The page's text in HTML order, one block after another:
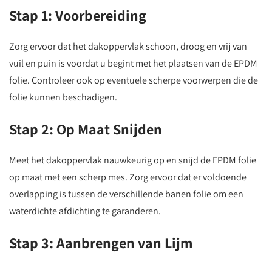
Stap 1: Voorbereiding
Zorg ervoor dat het dakoppervlak schoon, droog en vrij van
vuil en puin is voordat u begint met het plaatsen van de EPDM
folie. Controleer ook op eventuele scherpe voorwerpen die de
folie kunnen beschadigen.
Stap 2: Op Maat Snijden
Meet het dakoppervlak nauwkeurig op en snijd de EPDM folie
op maat met een scherp mes. Zorg ervoor dat er voldoende
overlapping is tussen de verschillende banen folie om een
waterdichte afdichting te garanderen.
Stap 3: Aanbrengen van Lijm